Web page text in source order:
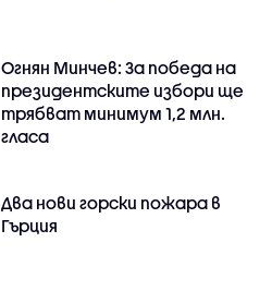
Огнян Минчев: За победа на
президентските избори ще
трябват минимум 1,2 млн.
гласа
Два нови горски пожара в
Гърция